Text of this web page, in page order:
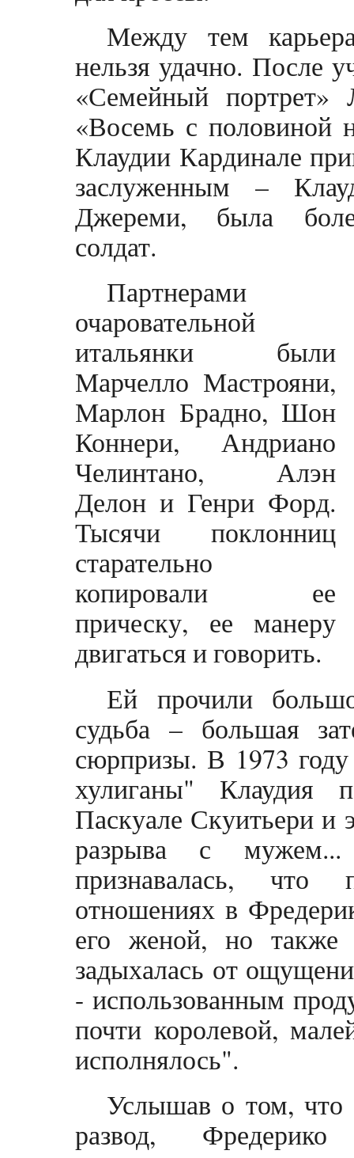
Между тем
нельзя удачно. После
«Семейный
«Восемь с половиной
Клаудии Кардинале
заслуженным –
Джереми, была
солдат.
Партнерами
очаровательной
итальянки были
Марчелло Мастрояни,
Марлон Брадно, Шон
Коннери, Андриано
Челинтано, Алэн
Делон и Генри Форд.
Тысячи поклонниц
старательно
копировали ее
прическу, ее манеру
двигаться и говорить.
Ей прочили
судьба – большая
сюрпризы. В 1973
хулиганы" Клаудия
Паскуале Скуитьери и
разрыва с
признавалась, что
отношениях в
его женой, но
задыхалась от
- использованным
почти королевой,
исполнялось".
Услышав о том, что
развод, Фредерико